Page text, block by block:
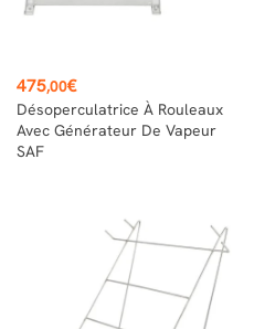
Prix
475,00€
Désoperculatrice À Rouleaux
Avec Générateur De Vapeur
SAF